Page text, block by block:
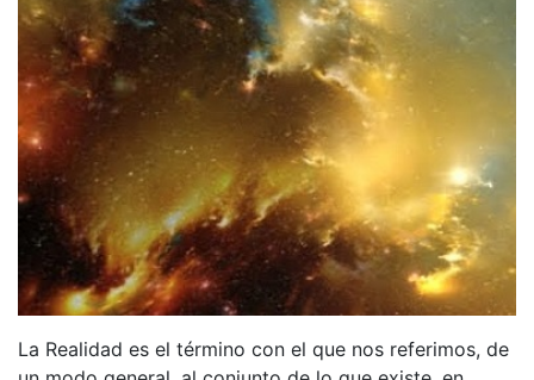
La Realidad es el término con el que nos referimos, de